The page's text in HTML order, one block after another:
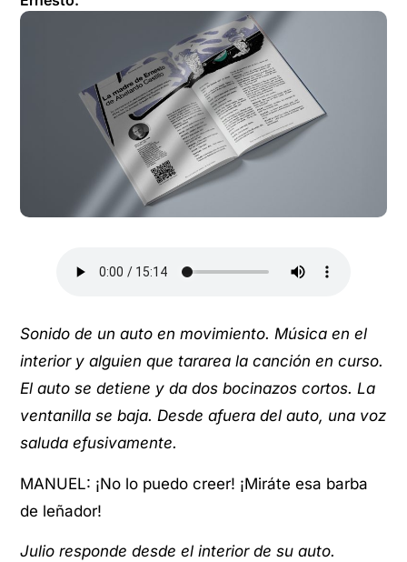
Sonido de un auto en movimiento. Música en el
interior y alguien que tararea la canción en curso.
El auto se detiene y da dos bocinazos cortos. La
ventanilla se baja. Desde afuera del auto, una voz
saluda efusivamente.
MANUEL: ¡No lo puedo creer! ¡Miráte esa barba
de leñador!
Julio responde desde el interior de su auto.